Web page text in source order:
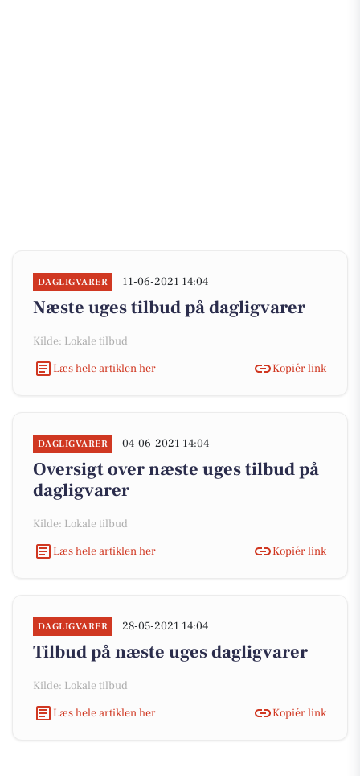
DAGLIGVARER 11-06-2021 14:04
Næste uges tilbud på dagligvarer
Kilde: Lokale tilbud
Læs hele artiklen her
Kopiér link
DAGLIGVARER 04-06-2021 14:04
Oversigt over næste uges tilbud på
dagligvarer
Kilde: Lokale tilbud
Læs hele artiklen her
Kopiér link
DAGLIGVARER 28-05-2021 14:04
Tilbud på næste uges dagligvarer
Kilde: Lokale tilbud
Læs hele artiklen her
Kopiér link